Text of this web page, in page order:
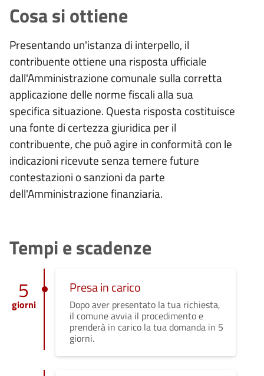
Cosa si ottiene
Presentando un'istanza di interpello, il
contribuente ottiene una risposta ufficiale
dall'Amministrazione comunale sulla corretta
applicazione delle norme fiscali alla sua
specifica situazione. Questa risposta costituisce
una fonte di certezza giuridica per il
contribuente, che può agire in conformità con le
indicazioni ricevute senza temere future
contestazioni o sanzioni da parte
dell'Amministrazione finanziaria.
Tempi e scadenze
5
giorni
Presa in carico
Dopo aver presentato la tua richiesta,
il comune avvia il procedimento e
prenderà in carico la tua domanda in 5
giorni.